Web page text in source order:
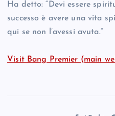
Ha detto: “Devi essere
successo è avere una vita
qui se non l’avessi avuta.”
Visit Bang Premier (main